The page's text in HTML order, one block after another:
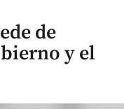
de
y el